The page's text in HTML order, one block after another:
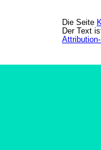
Die Seite
Der Text